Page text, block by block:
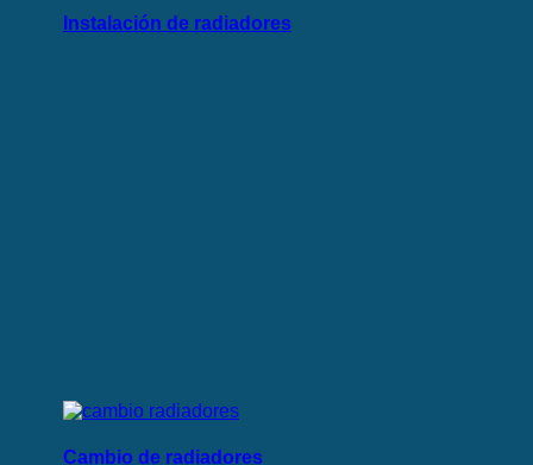
Instalación de radiadores
Cambio de radiadores